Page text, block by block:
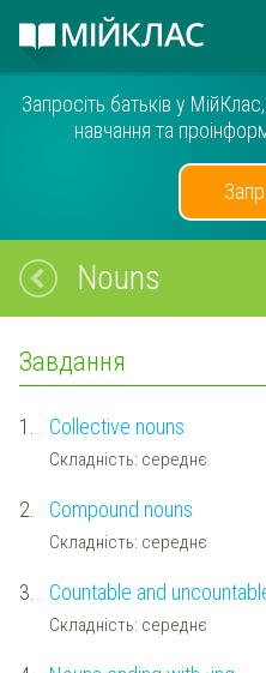
Запросіть батьків у
навчання та
Nouns
Завдання
1. Collective nouns
Складність: середнє
2. Compound nouns
Складність: середнє
3. Countable and
Складність: середнє